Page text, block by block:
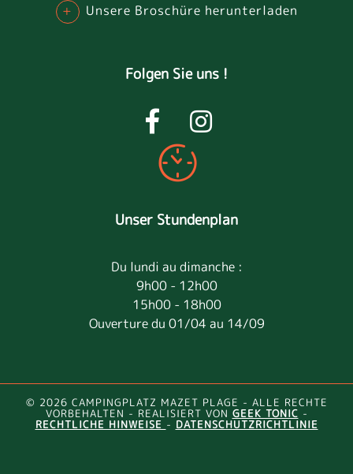
+ Unsere Broschüre herunterladen
Folgen Sie uns !
Unser Stundenplan
Du lundi au dimanche :
9h00 - 12h00
15h00 - 18h00
Ouverture du 01/04 au 14/09
© 2026 CAMPINGPLATZ MAZET PLAGE - ALLE RECHTE
VORBEHALTEN - REALISIERT VON GEEK TONIC -
RECHTLICHE HINWEISE - DATENSCHUTZRICHTLINIE